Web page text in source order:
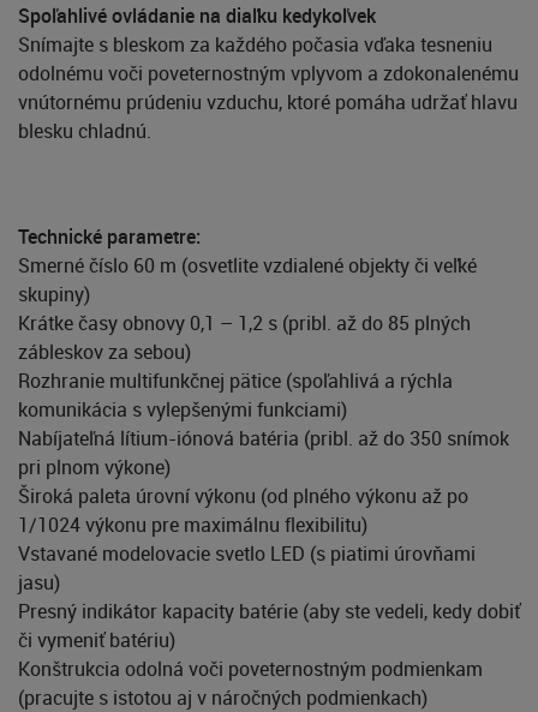
Spoľahlivé ovládanie na diaľku kedykoľvek
Snímajte s bleskom za každého počasia vďaka tesneniu
odolnému voči poveternostným vplyvom a zdokonalenému
vnútornému prúdeniu vzduchu, ktoré pomáha udržať hlavu
blesku chladnú.
Technické parametre:
Smerné číslo 60 m (osvetlite vzdialené objekty či veľké
skupiny)
Krátke časy obnovy 0,1 – 1,2 s (pribl. až do 85 plných
zábleskov za sebou)
Rozhranie multifunkčnej pätice (spoľahlivá a rýchla
komunikácia s vylepšenými funkciami)
Nabíjateľná lítium-iónová batéria (pribl. až do 350 snímok
pri plnom výkone)
Široká paleta úrovní výkonu (od plného výkonu až po
1/1024 výkonu pre maximálnu flexibilitu)
Vstavané modelovacie svetlo LED (s piatimi úrovňami
jasu)
Presný indikátor kapacity batérie (aby ste vedeli, kedy dobiť
či vymeniť batériu)
Konštrukcia odolná voči poveternostným podmienkam
(pracujte s istotou aj v náročných podmienkach)